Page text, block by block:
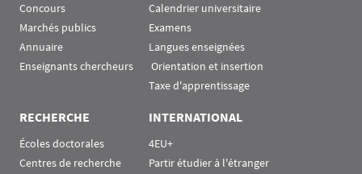
Concours
Marchés publics
Annuaire
Enseignants chercheurs
Calendrier universitaire
Examens
Langues enseignées
Orientation et insertion
Taxe d'apprentissage
RECHERCHE
Écoles doctorales
Centres de recherche
INTERNATIONAL
4EU+
Partir étudier à l'étranger